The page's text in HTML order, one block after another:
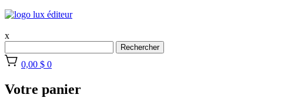
x
Rechercher
0,00 $ 0
Votre panier